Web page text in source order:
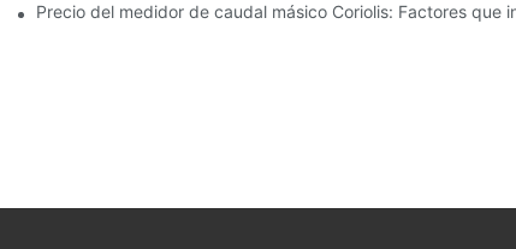
Precio del medidor de caudal másico Coriolis: Factores que